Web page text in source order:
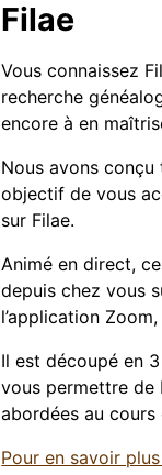
Filae
Vous connaissez
recherche
encore à en
Nous avons
objectif de vous
sur Filae.
Animé en direct,
depuis chez vous
l’application
Il est découpé en
vous permettre de
abordées au cours
Pour en savoir